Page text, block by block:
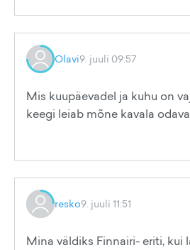
Olavi9. juuli 09:57
Mis kuupäevadel ja kuhu on
keegi leiab mõne kavala
resko9. juuli 11:51
Mina väldiks Finnairi- eriti, kui